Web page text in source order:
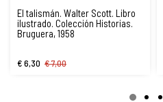
El talismán. Walter Scott. Libro
ilustrado. Colección Historias.
Bruguera, 1958
€ 6,30 € 7,00